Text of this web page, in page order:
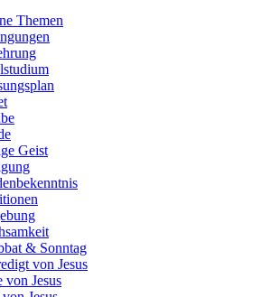
Themen
Geist
& Sonntag
von Jesus
von Jesus